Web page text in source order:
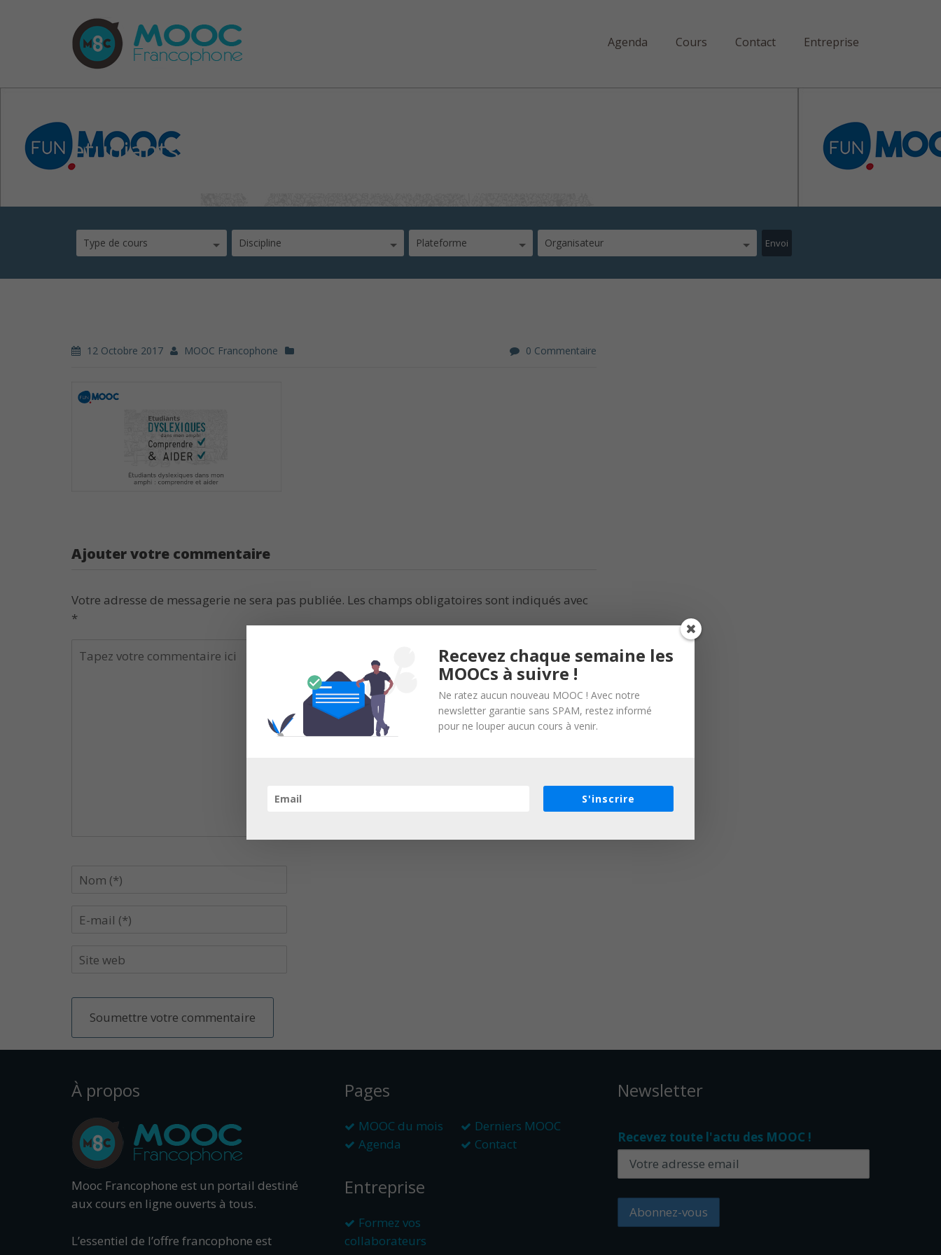
Agenda Cours Contact Entreprise
etudiants_dyslexiques_dans_mon_amphi
Type de cours Discipline Plateforme Organisateur
12 Octobre 2017 MOOC Francophone 0 Commentaire
Ajouter votre commentaire
Votre adresse de messagerie ne sera pas publiée. Les champs obligatoires sont indiqués avec
*
À propos
Mooc Francophone est un portail destiné
aux cours en ligne ouverts à tous.
L’essentiel de l’offre francophone est
Pages
MOOC du mois
Derniers MOOC
Agenda
Contact
Entreprise
Formez vos
collaborateurs
Newsletter
Recevez toute l'actu des MOOC !
Recevez chaque semaine les
MOOCs à suivre !
Ne ratez aucun nouveau MOOC ! Avec notre
newsletter garantie sans SPAM, restez informé
pour ne louper aucun cours à venir.
S'inscrire